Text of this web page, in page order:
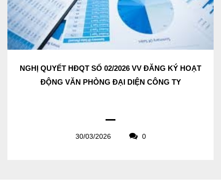
NGHỊ QUYẾT HĐQT SỐ 02/2026 VV ĐĂNG KÝ HOẠT
ĐỘNG VĂN PHÒNG ĐẠI DIỆN CÔNG TY
30/03/2026 0